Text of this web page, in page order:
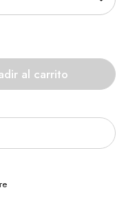
al carrito